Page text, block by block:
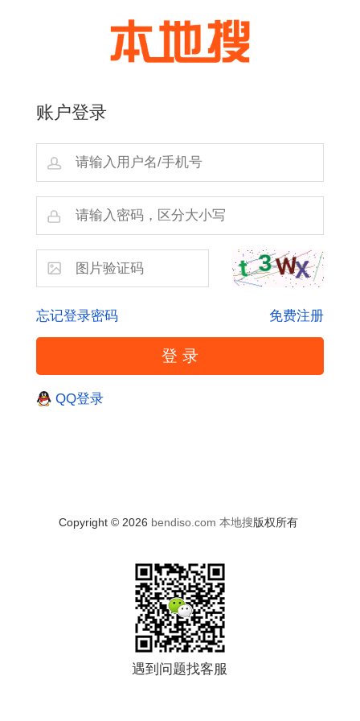
账户登录
忘记登录密码 免费注册
QQ登录
Copyright © 2026 bendiso.com 本地搜版权所有
遇到问题找客服